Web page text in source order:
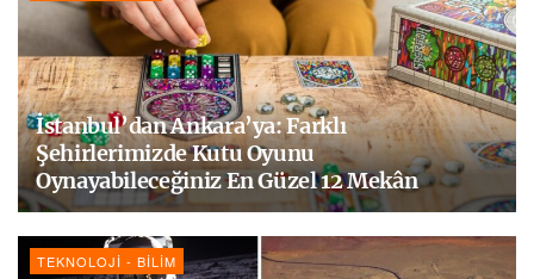
İstanbul’dan Ankara’ya: Farklı
Şehirlerimizde Kutu Oyunu
Oynayabileceğiniz En Güzel 12 Mekân
TEKNOLOJI - BILIM